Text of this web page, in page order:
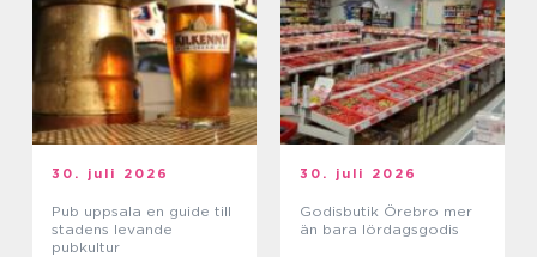
30. juli 2026
Pub uppsala en guide till
stadens levande
pubkultur
30. juli 2026
Godisbutik Örebro mer
än bara lördagsgodis